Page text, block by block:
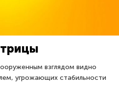
взглядом видно
угрожающих стабильности